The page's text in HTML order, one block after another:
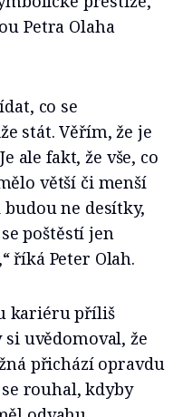
Petra Olaha
co se
stát. Věřím, že je
ale fakt, že vše, co
větší či menší
ne desítky,
poštěstí jen
říká Peter Olah.
kariéru příliš
si uvědomoval, že
přichází opravdu
rouhal, kdyby